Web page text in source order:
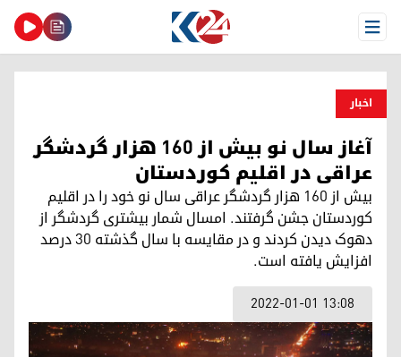
Open Menu
اخبار
آغاز سال نو بیش از ١٦٠ هزار گردشگر
عراقی در اقلیم کوردستان
بیش از ١٦٠ هزار گردشگر عراقی سال نو خود را در اقلیم
کوردستان جشن گرفتند. امسال شمار بیشتری گردشگر از
دهوک دیدن کردند و در مقایسه با سال گذشته ٣٠ درصد
افزایش یافته است.
2022-01-01 13:08